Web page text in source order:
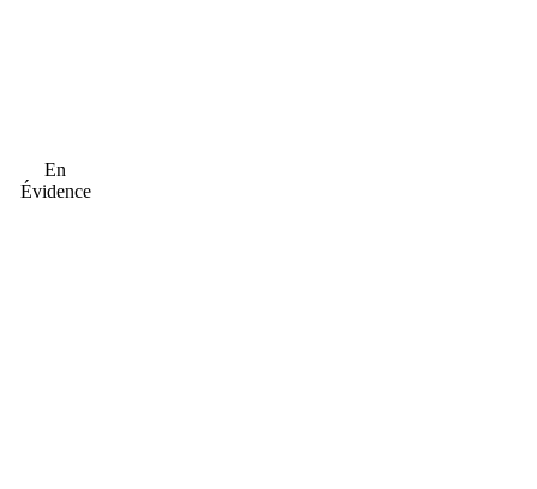
En
Évidence